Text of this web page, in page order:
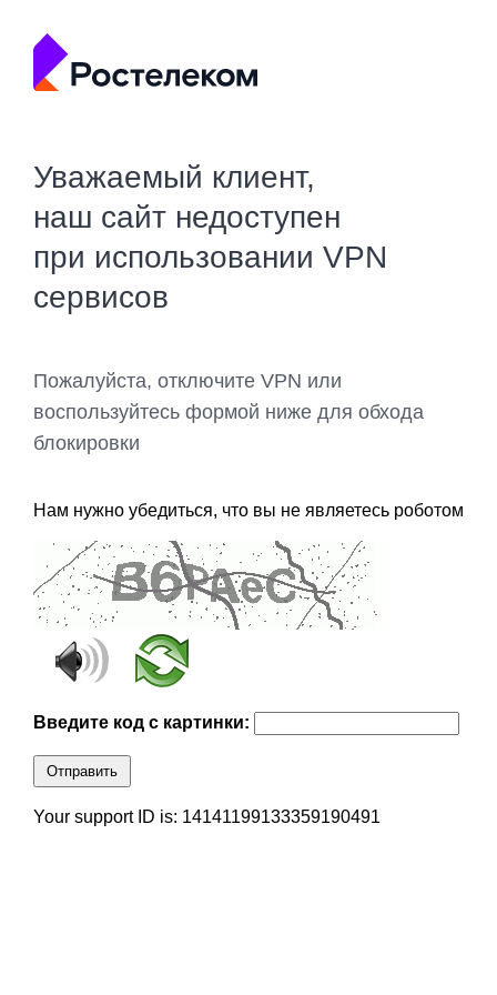
Уважаемый клиент,
наш сайт недоступен
при использовании VPN
сервисов
Пожалуйста, отключите VPN или
воспользуйтесь формой ниже для обхода
блокировки
Нам нужно убедиться, что вы не являетесь роботом
Введите код с картинки:
Отправить
Your support ID is: 14141199133359190491